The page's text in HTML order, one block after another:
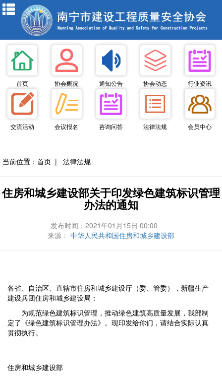
首页 协会概况 通知公告 协会动态 行业资讯
交流活动 会议报名 咨询问答 法律法规 会员中心
当前位置： 首页 | 法律法规
住房和城乡建设部关于印发绿色建筑标识管理
办法的通知
发布时间：2021年01月15日 00:00
来源： 中华人民共和国住房和城乡建设部
各省、自治区、直辖市住房和城乡建设厅（委、管委），新疆生产
建设兵团住房和城乡建设局：
为规范绿色建筑标识管理，推动绿色建筑高质量发展，我部制
定了《绿色建筑标识管理办法》。现印发给你们，请结合实际认真
贯彻执行。
住房和城乡建设部